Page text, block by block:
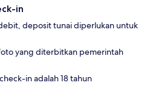
in
deposit tunai diperlukan untuk
yang diterbitkan pemerintah
in adalah 18 tahun